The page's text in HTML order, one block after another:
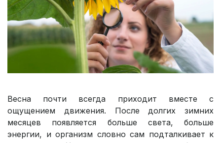
Весна почти всегда приходит вместе с
ощущением движения. После долгих зимних
месяцев появляется больше света, больше
энергии, и организм словно сам подталкивает к